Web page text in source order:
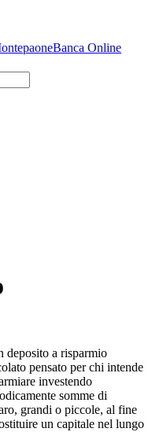
Banca Online
deposito a risparmio
pensato per chi intende
investendo
somme di
grandi o piccole, al fine
un capitale nel lungo